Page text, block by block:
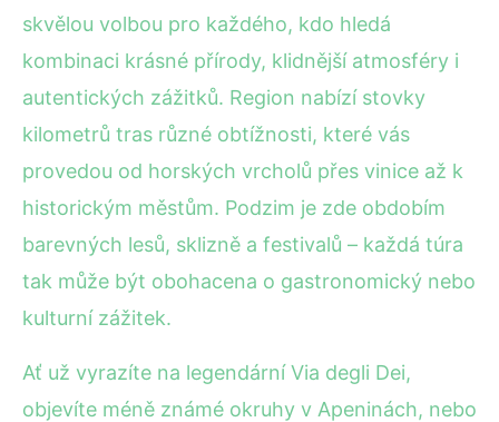
skvělou volbou pro každého, kdo hledá
kombinaci krásné přírody, klidnější atmosféry i
autentických zážitků. Region nabízí stovky
kilometrů tras různé obtížnosti, které vás
provedou od horských vrcholů přes vinice až k
historickým městům. Podzim je zde obdobím
barevných lesů, sklizně a festivalů – každá túra
tak může být obohacena o gastronomický nebo
kulturní zážitek.
Ať už vyrazíte na legendární Via degli Dei,
objevíte méně známé okruhy v Apeninách, nebo